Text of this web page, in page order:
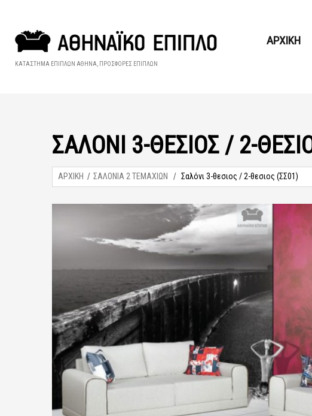
ΚΑΤΑΣΤΗΜΑ ΕΠΙΠΛΩΝ ΑΘΗΝΑ, ΠΡΟΣΦΟΡΕΣ ΕΠΙΠΛΩΝ
ΑΡΧΙΚΗ
ΣΑΛΌΝΙ 3-ΘΕΣΙΟΣ / 2-
ΑΡΧΙΚΗ ΣΑΛΟΝΙΑ 2 ΤΕΜΑΧΙΩΝ Σαλόνι 3-θεσιος / 2-θεσιος (ΣΣ01)